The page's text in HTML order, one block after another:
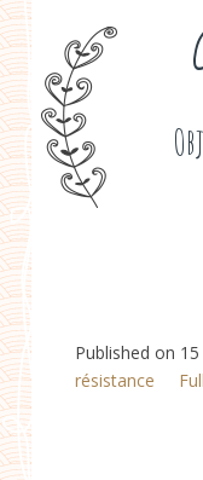
Published on
résistance